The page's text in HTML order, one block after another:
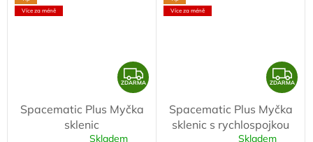
Více za méně
Z
D
A
ZDARMA
Spacematic Plus Myčka
sklenic
Skladem
Více za méně
Z
D
A
ZDARMA
Spacematic Plus Myčka
sklenic s rychlospojkou
Skladem